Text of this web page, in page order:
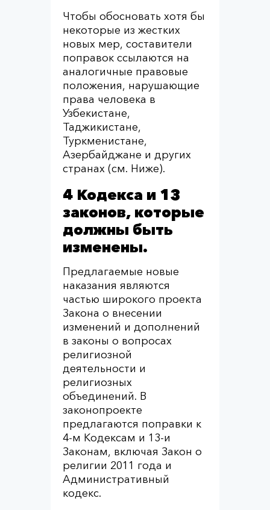
Чтобы обосновать хотя бы
некоторые из жестких
новых мер, составители
поправок ссылаются на
аналогичные правовые
положения, нарушающие
права человека в
Узбекистане,
Таджикистане,
Туркменистане,
Азербайджане и других
странах (см. Ниже).
4 Кодекса и 13
законов, которые
должны быть
изменены.
Предлагаемые новые
наказания являются
частью широкого проекта
Закона о внесении
изменений и дополнений
в законы о вопросах
религиозной
деятельности и
религиозных
объединений. В
законопроекте
предлагаются поправки к
4-м Кодексам и 13-и
Законам, включая Закон о
религии 2011 года и
Административный
кодекс.